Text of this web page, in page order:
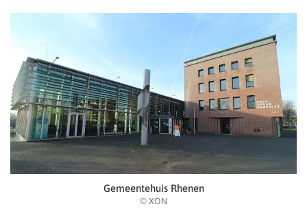
Gemeentehuis Rhenen
© XON